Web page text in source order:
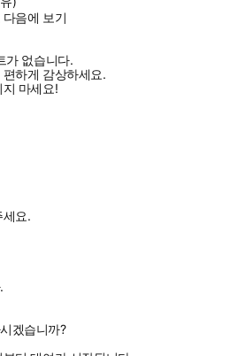
다음에 보기
가 없습니다.
하게 감상하세요.
마세요!
세요.
겠습니까?